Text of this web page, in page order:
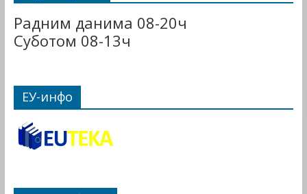
Радним данима 08-20ч
Суботом 08-13ч
ЕУ-инфо